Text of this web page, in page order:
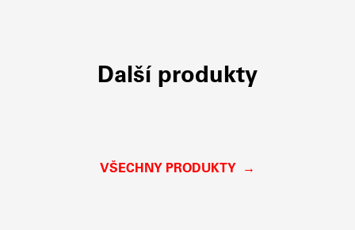
Další produkty
VŠECHNY PRODUKTY